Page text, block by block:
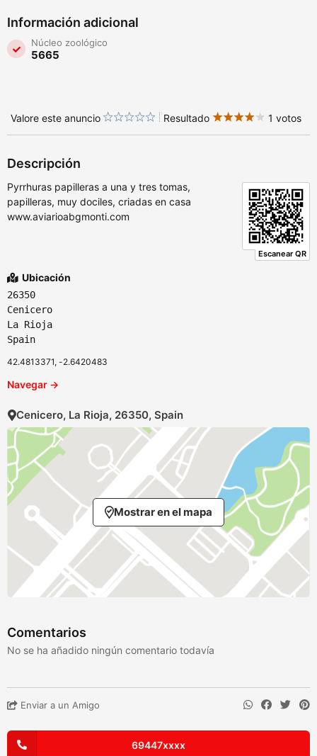
Información adicional
Núcleo zoológico
5665
Valore este anuncio Resultado 1 votos
Descripción
Escanear QR
Pyrrhuras papilleras a una y tres tomas,
papilleras, muy dociles, criadas en casa
www.aviarioabgmonti.com
Ubicación
26350
Cenicero
La Rioja
Spain
42.4813371, -2.6420483
Navegar →
Cenicero, La Rioja, 26350, Spain
Mostrar en el mapa
Comentarios
No se ha añadido ningún comentario todavía
Enviar a un Amigo
69447xxxx